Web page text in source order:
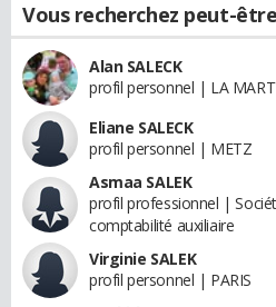
Vous recherchez peut-être
Alan SALECK
profil personnel | LA
Eliane SALECK
profil personnel | METZ
Asmaa SALEK
profil professionnel |
comptabilité auxiliaire
Virginie SALEK
profil personnel | PARIS